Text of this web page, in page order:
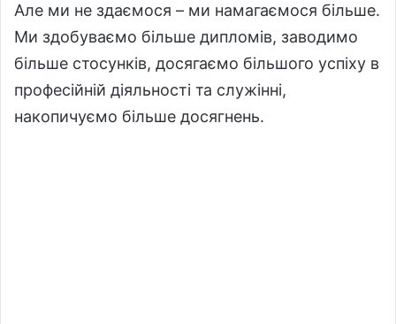
Але ми не здаємося – ми намагаємося більше.
Ми здобуваємо більше дипломів, заводимо
більше стосунків, досягаємо більшого успіху в
професійній діяльності та служінні,
накопичуємо більше досягнень.